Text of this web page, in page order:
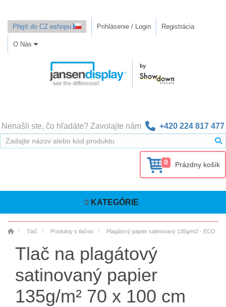
Přejít do CZ eshopu Prihlásenie / Login Registrácia
O Nás
Nenašli ste, čo hľadáte? Zavolajte nám +420 224 817 477
0 Prázdny košík
KATEGÓRIE
Tlač Produkty s tlačou Plagátový papier satinovaný 135g/m2 - ECO
Tlač na plagátový
satinovaný papier
135g/m² 70 x 100 cm